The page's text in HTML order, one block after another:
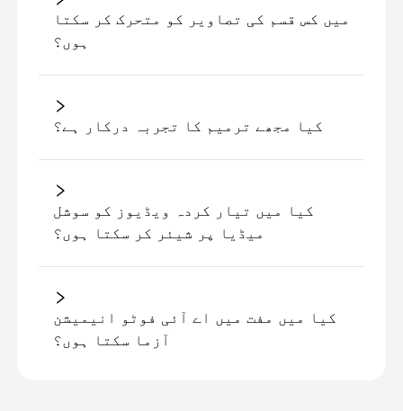
میں کس قسم کی تصاویر کو متحرک کر سکتا
ہوں؟
کیا مجھے ترمیم کا تجربہ درکار ہے؟
کیا میں تیار کردہ ویڈیوز کو سوشل
میڈیا پر شیئر کر سکتا ہوں؟
کیا میں مفت میں اے آئی فوٹو انیمیشن
آزما سکتا ہوں؟